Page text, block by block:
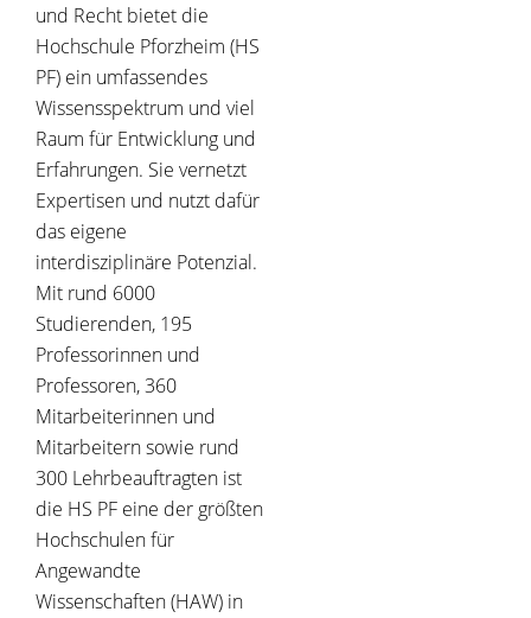
und Recht bietet die
Hochschule Pforzheim (HS
PF) ein umfassendes
Wissensspektrum und viel
Raum für Entwicklung und
Erfahrungen. Sie vernetzt
Expertisen und nutzt dafür
das eigene
interdisziplinäre Potenzial.
Mit rund 6000
Studierenden, 195
Professorinnen und
Professoren, 360
Mitarbeiterinnen und
Mitarbeitern sowie rund
300 Lehrbeauftragten ist
die HS PF eine der größten
Hochschulen für
Angewandte
Wissenschaften (HAW) in